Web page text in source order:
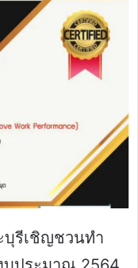
บุรีเชิญชวนทำ